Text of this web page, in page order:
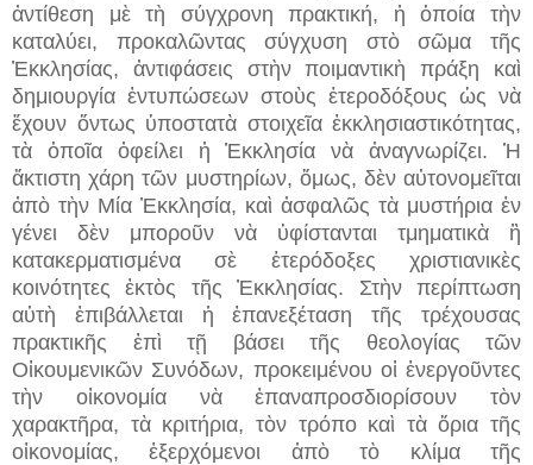
ἀντίθεση μὲ τὴ σύγχρονη πρακτική, ἡ ὁποία τὴν
καταλύει, προκαλῶντας σύγχυση στὸ σῶμα τῆς
Ἐκκλησίας, ἀντιφάσεις στὴν ποιμαντικὴ πράξη καὶ
δημιουργία ἐντυπώσεων στοὺς ἑτεροδόξους ὡς νὰ
ἔχουν ὄντως ὑποστατὰ στοιχεῖα ἐκκλησιαστικότητας,
τὰ ὁποῖα ὀφείλει ἡ Ἐκκλησία νὰ ἀναγνωρίζει. Ἡ
ἄκτιστη χάρη τῶν μυστηρίων, ὅμως, δὲν αὐτονομεῖται
ἀπὸ τὴν Μία Ἐκκλησία, καὶ ἀσφαλῶς τὰ μυστήρια ἐν
γένει δὲν μποροῦν νὰ ὑφίστανται τμηματικὰ ἢ
κατακερματισμένα σὲ ἑτερόδοξες χριστιανικὲς
κοινότητες ἐκτὸς τῆς Ἐκκλησίας. Στὴν περίπτωση
αὐτὴ ἐπιβάλλεται ἡ ἐπανεξέταση τῆς τρέχουσας
πρακτικῆς ἐπὶ τῇ βάσει τῆς θεολογίας τῶν
Οἰκουμενικῶν Συνόδων, προκειμένου οἱ ἐνεργοῦντες
τὴν οἰκονομία νὰ ἐπαναπροσδιορίσουν τὸν
χαρακτῆρα, τὰ κριτήρια, τὸν τρόπο καὶ τὰ ὅρια τῆς
οἰκονομίας, ἐξερχόμενοι ἀπὸ τὸ κλίμα τῆς